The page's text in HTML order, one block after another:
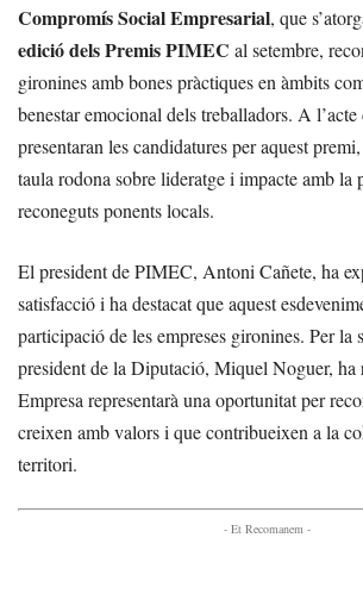
Compromís Social Empresarial, que
edició dels Premis PIMEC al setembre,
gironines amb bones pràctiques en àmbits
benestar emocional dels treballadors. A
presentaran les candidatures per aquest
taula rodona sobre lideratge i impacte amb la
reconeguts ponents locals.
El president de PIMEC, Antoni Cañete, ha
satisfacció i ha destacat que aquest
participació de les empreses gironines. Per la
president de la Diputació, Miquel Noguer, ha
Empresa representarà una oportunitat per
creixen amb valors i que contribueixen a la
territori.
- Et Recomanem -